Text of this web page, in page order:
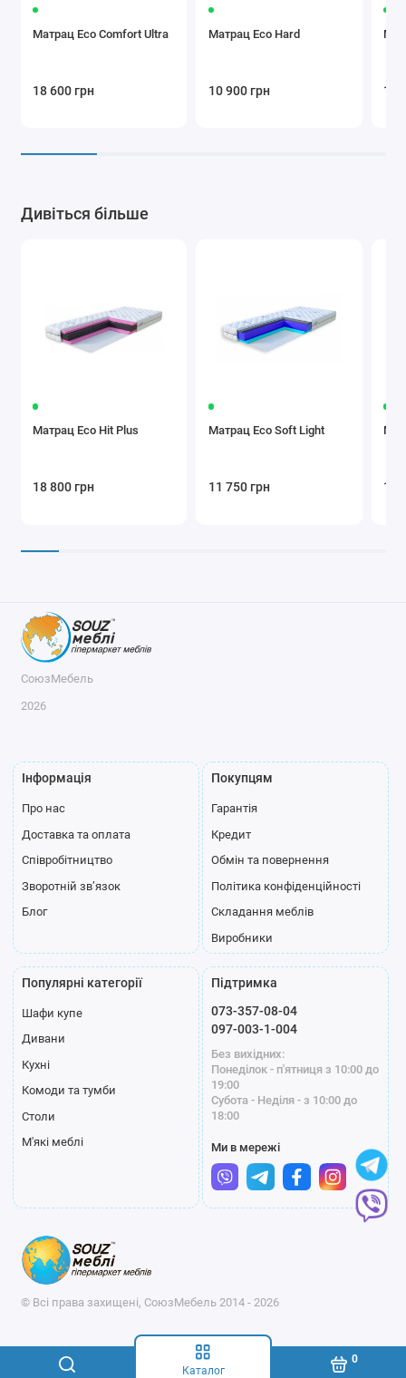
Каталог
0
Матрац Eco Comfort Ultra
18 600 грн
Матрац Eco Hard
10 900 грн 19
Дивіться більше
Матрац Eco Hit Plus
18 800 грн
Матрац Eco Soft Light
11 750 грн 11
СоюзМебель
2026
Інформація
Про нас
Доставка та оплата
Співробітництво
Зворотній зв’язок
Блог
Покупцям
Гарантія
Кредит
Обмін та повернення
Політика конфіденційності
Складання меблів
Виробники
Популярні категорії
Шафи купе
Дивани
Кухні
Комоди та тумби
Столи
М'які меблі
Підтримка
073-357-08-04
097-003-1-004
Без вихідних:
Понеділок - п'ятниця з 10:00 до
19:00
Субота - Неділя - з 10:00 до
18:00
Ми в мережі
© Всі права захищені, СоюзМебель 2014 - 2026